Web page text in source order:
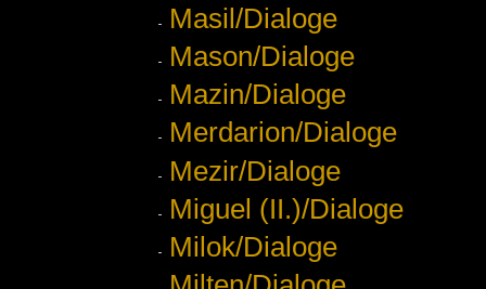
Masil/Dialoge
Mason/Dialoge
Mazin/Dialoge
Merdarion/Dialoge
Mezir/Dialoge
Miguel (II.)/Dialoge
Milok/Dialoge